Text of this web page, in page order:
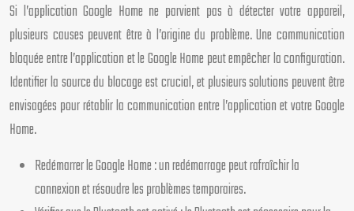
Si l’application Google Home ne parvient pas à détecter votre appareil,
plusieurs causes peuvent être à l’origine du problème. Une communication
bloquée entre l’application et le Google Home peut empêcher la configuration.
Identifier la source du blocage est crucial, et plusieurs solutions peuvent être
envisagées pour rétablir la communication entre l’application et votre Google
Home.
Redémarrer le Google Home : un redémarrage peut rafraîchir la
connexion et résoudre les problèmes temporaires.